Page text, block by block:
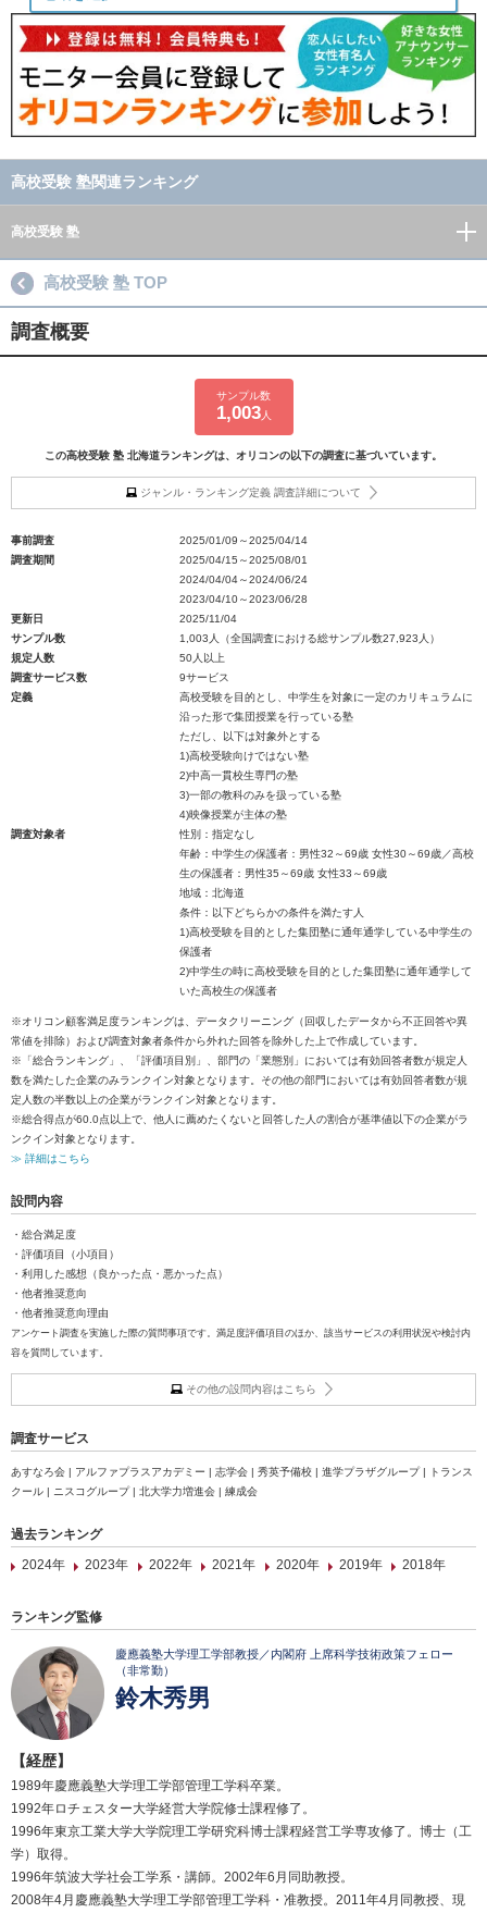
高校受験 塾関連ランキング
高校受験 塾
高校受験 塾 TOP
調査概要
サンプル数
1,003人
この高校受験 塾 北海道ランキングは、オリコンの以下の調査に基づいています。
ジャンル・ランキング定義 調査詳細について
事前調査
2025/01/09～2025/04/14
調査期間
2025/04/15～2025/08/01
2024/04/04～2024/06/24
2023/04/10～2023/06/28
更新日
2025/11/04
サンプル数
1,003人（全国調査における総サンプル数27,923人）
規定人数
50人以上
調査サービス数
9サービス
定義
高校受験を目的とし、中学生を対象に一定のカリキュラムに
沿った形で集団授業を行っている塾
ただし、以下は対象外とする
1)高校受験向けではない塾
2)中高一貫校生専門の塾
3)一部の教科のみを扱っている塾
4)映像授業が主体の塾
調査対象者
性別：指定なし
年齢：中学生の保護者：男性32～69歳 女性30～69歳／高校
生の保護者：男性35～69歳 女性33～69歳
地域：北海道
条件：以下どちらかの条件を満たす人
1)高校受験を目的とした集団塾に通年通学している中学生の
保護者
2)中学生の時に高校受験を目的とした集団塾に通年通学して
いた高校生の保護者
※オリコン顧客満足度ランキングは、データクリーニング（回収したデータから不正回答や異
常値を排除）および調査対象者条件から外れた回答を除外した上で作成しています。
※「総合ランキング」、「評価項目別」、部門の「業態別」においては有効回答者数が規定人
数を満たした企業のみランクイン対象となります。その他の部門においては有効回答者数が規
定人数の半数以上の企業がランクイン対象となります。
※総合得点が60.0点以上で、他人に薦めたくないと回答した人の割合が基準値以下の企業がラ
ンクイン対象となります。
≫ 詳細はこちら
設問内容
・総合満足度
・評価項目（小項目）
・利用した感想（良かった点・悪かった点）
・他者推奨意向
・他者推奨意向理由
アンケート調査を実施した際の質問事項です。満足度評価項目のほか、該当サービスの利用状況や検討内
容を質問しています。
その他の設問内容はこちら
調査サービス
あすなろ会 | アルファプラスアカデミー | 志学会 | 秀英予備校 | 進学プラザグループ | トランス
クール | ニスコグループ | 北大学力増進会 | 練成会
過去ランキング
2024年
2023年 2022年 2021年 2020年 2019年 2018年
ランキング監修
慶應義塾大学理工学部教授／内閣府 上席科学技術政策フェロー
（非常勤）
鈴木秀男
【経歴】
1989年慶應義塾大学理工学部管理工学科卒業。
1992年ロチェスター大学経営大学院修士課程修了。
1996年東京工業大学大学院理工学研究科博士課程経営工学専攻修了。博士（工
学）取得。
1996年筑波大学社会工学系・講師。2002年6月同助教授。
2008年4月慶應義塾大学理工学部管理工学科・准教授。2011年4月同教授、現